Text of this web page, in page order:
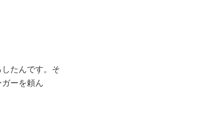
たんです。そ
ーを頼ん